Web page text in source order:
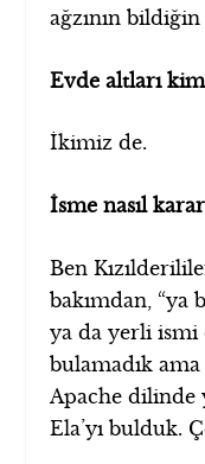
ağzının bildiğin
Evde altları
İkimiz de.
İsme nasıl
Ben
bakımdan, “ya
ya da yerli ismi
bulamadık
Apache dilinde
Ela’yı bulduk.